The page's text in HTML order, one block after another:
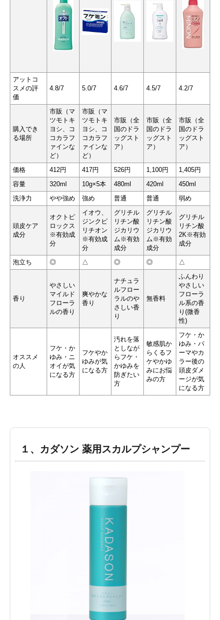
アットコ
スメの評
価
4.8/7 5.0/7 4.6/7 4.5/7 4.2/7
購入でき
る場所
市販（マ
ツモトキ
ヨシ、コ
コカラフ
ァインな
ど）
市販（マ
ツモトキ
ヨシ、コ
コカラフ
ァインな
ど）
市販（全
国のドラ
ッグスト
ア）
市販（全
国のドラ
ッグスト
ア）
市販（全
国のドラ
ッグスト
ア）
価格 412円 417円 526円 1,100円
1,405円
容量
320ml 10g×5本 480ml 420ml
450ml
洗浄力
やや強め 強め 普通 普通 弱め
頭皮ケア
成分
オクトピ
ロックス
※有効成
分
イオウ、
ジンクピ
リチオン
※有効成
分
グリチル
リチン酸
ジカリウ
ム※有効
成分
グリチル
リチン酸
ジカリウ
ム※有効
成分
グリチル
リチン酸
2K※有効
成分
泡立ち ◎ △ ◎ ◎ △
香り
やさしい
マイルド
フローラ
ルの香り
爽やかな
香り
ナチュラ
ルフロー
ラルのや
さしい香
り
無香料
ふんわり
やさしい
フローラ
ル系の香
り(微香
性)
オススメ
の人
フケ・か
ゆみ・ニ
オイが気
になる方
フケやか
ゆみが気
になる方
汚れを落
としなが
らフケ・
かゆみを
防ぎたい
方
敏感肌か
らくるフ
ケやかゆ
みにお悩
みの方
フケ・か
ゆみ・パ
ーマやカ
ラー後の
頭皮ダメ
ージが気
になる方
１、カダソン 薬用スカルプシャンプー